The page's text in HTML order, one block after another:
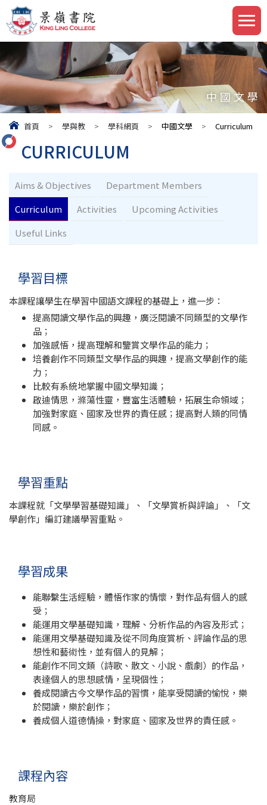
中國文學
首頁 > 學與教 > 學科網頁 > 中國文學 > Curriculum
CURRICULUM
Aims & Objectives
Department Members
Curriculum
Activities
Upcoming Activities
Useful Links
學習目標
本課程讓學生在學習中國語文課程的基礎上，進一步：
提高閱讀文學作品的興趣，廣泛閱讀不同類型的文學作
品；
加強感悟，提高理解和鑒賞文學作品的能力；
培養創作不同類型文學作品的興趣，提高文學創作的能
力；
比較有系統地掌握中國文學知識；
啟迪情思，滌蕩性靈，豐富生活體驗，拓展生命領域；
加強對家庭、國家及世界的責任感；提高對人類的同情
同感。
學習重點
本課程就「文學學習基礎知識」、「文學賞析與評論」、「文
學創作」編訂建議學習重點。
學習成果
能聯繫生活經驗，體悟作家的情懷，對作品有個人的感
受；
能運用文學基礎知識，理解、分析作品的內容及形式；
能運用文學基礎知識及從不同角度賞析、評論作品的思
想性和藝術性，並有個人的見解；
能創作不同文類（詩歌、散文、小說、戲劇）的作品，
表達個人的思想感情，呈現個性；
養成閱讀古今文學作品的習慣，能享受閱讀的愉悅，樂
於閱讀，樂於創作；
養成個人道德情操，對家庭、國家及世界的責任感。
課程內容
教育局